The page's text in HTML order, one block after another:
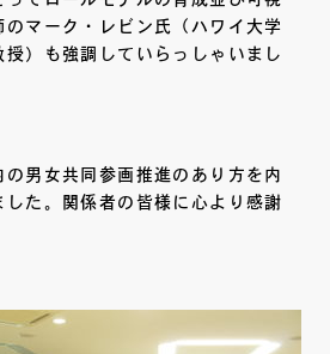
マーク・レビン氏（ハワイ大学
）も強調していらっしゃいまし
男女共同参画推進のあり方を内
た。関係者の皆様に心より感謝